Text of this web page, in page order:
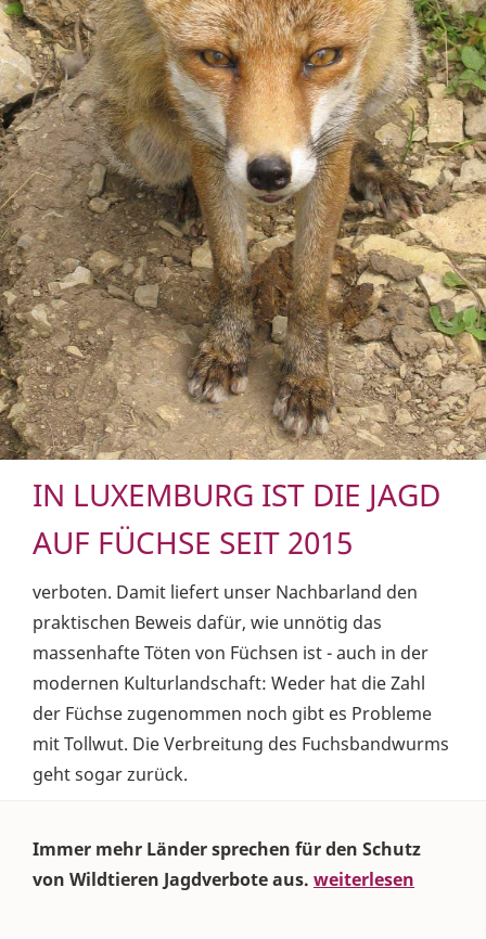
IN LUXEMBURG IST DIE JAGD
AUF FÜCHSE SEIT 2015
verboten. Damit liefert unser Nachbarland den
praktischen Beweis dafür, wie unnötig das
massenhafte Töten von Füchsen ist - auch in der
modernen Kulturlandschaft: Weder hat die Zahl
der Füchse zugenommen noch gibt es Probleme
mit Tollwut. Die Verbreitung des Fuchsbandwurms
geht sogar zurück.
Immer mehr Länder sprechen für den Schutz
von Wildtieren Jagdverbote aus. weiterlesen